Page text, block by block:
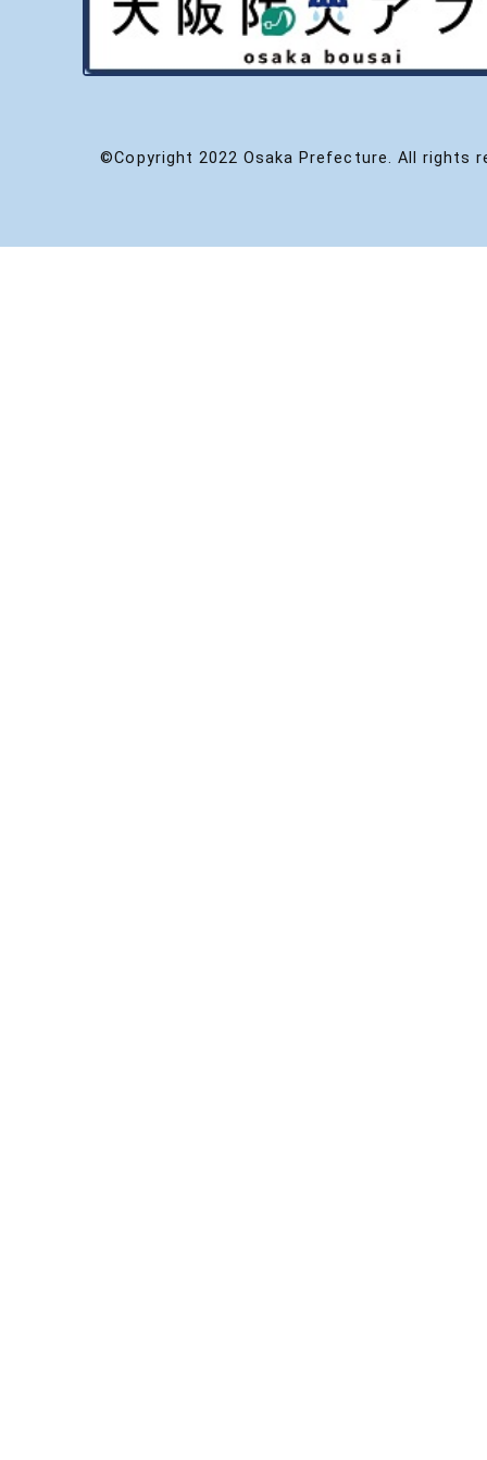
©Copyright 2022 Osaka Prefecture. All rights